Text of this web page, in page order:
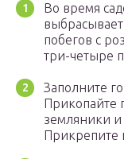
Во время
побегов с
три-четыре
Заполните
Прикопайте
земляники и
Прикрепите